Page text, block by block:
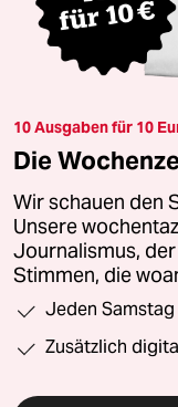
10 Ausgaben für 10
Die
Wir schauen den
Unsere
Journalismus,
Stimmen, die
Jeden
Zusätzlich